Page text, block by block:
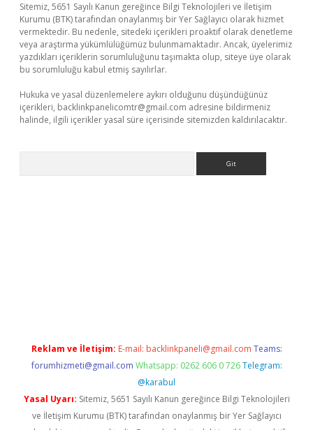
Sitemiz, 5651 Sayılı Kanun gereğince Bilgi Teknolojileri ve İletişim
Kurumu (BTK) tarafından onaylanmış bir Yer Sağlayıcı olarak hizmet
vermektedir. Bu nedenle, sitedeki içerikleri proaktif olarak denetleme
veya araştırma yükümlülüğümüz bulunmamaktadır. Ancak, üyelerimiz
yazdıkları içeriklerin sorumluluğunu taşımakta olup, siteye üye olarak
bu sorumluluğu kabul etmiş sayılırlar.
Hukuka ve yasal düzenlemelere aykırı olduğunu düşündüğünüz
içerikleri, backlinkpanelicomtr@gmail.com adresine bildirmeniz
halinde, ilgili içerikler yasal süre içerisinde sitemizden kaldırılacaktır.
Reklam ve İletişim: E-mail: backlinkpaneli@gmail.com Teams:
forumhizmeti@gmail.com Whatsapp: 0262 606 0 726 Telegram:
@karabul
Yasal Uyarı: Sitemiz, 5651 Sayılı Kanun gereğince Bilgi Teknolojileri
ve İletişim Kurumu (BTK) tarafından onaylanmış bir Yer Sağlayıcı